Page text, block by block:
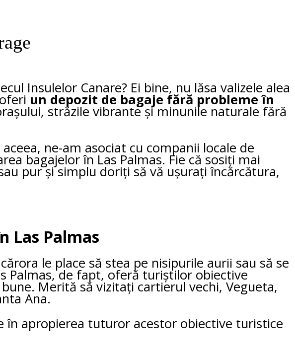
Insulelor Canare? Ei bine, nu lăsa valizele alea
un depozit de bagaje fără probleme în
străzile vibrante și minunile naturale fără
ne-am asociat cu companii locale de
bagajelor în Las Palmas. Fie că sosiți mai
pur și simplu doriți să vă ușurați încărcătura,
Las Palmas
le place să stea pe nisipurile aurii sau să se
Palmas, de fapt, oferă turiștilor obiective
Merită să vizitați cartierul vechi, Vegueta,
Ana.
în apropierea tuturor acestor obiective turistice